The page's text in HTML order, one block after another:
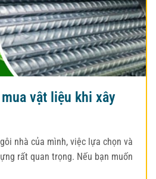
vật liệu khi xây
nhà của mình, việc lựa chọn và
rất quan trọng. Nếu bạn muốn